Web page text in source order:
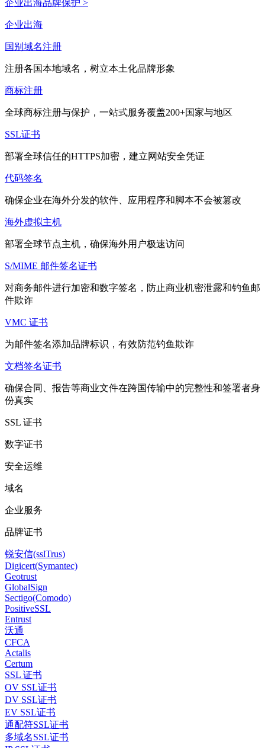
企业出海品牌保护 >
企业出海
国别域名注册
注册各国本地域名，树立本土化品牌形象
商标注册
全球商标注册与保护，一站式服务覆盖200+国家与地区
SSL证书
部署全球信任的HTTPS加密，建立网站安全凭证
代码签名
确保企业在海外分发的软件、应用程序和脚本不会被篡改
海外虚拟主机
部署全球节点主机，确保海外用户极速访问
S/MIME 邮件签名证书
对商务邮件进行加密和数字签名，防止商业机密泄露和钓鱼邮
件欺诈
VMC 证书
为邮件签名添加品牌标识，有效防范钓鱼欺诈
文档签名证书
确保合同、报告等商业文件在跨国传输中的完整性和签署者身
份真实
SSL 证书
数字证书
安全运维
域名
企业服务
品牌证书
锐安信(sslTrus)
Digicert(Symantec)
Geotrust
GlobalSign
Sectigo(Comodo)
PositiveSSL
Entrust
沃通
CFCA
Actalis
Certum
SSL 证书
OV SSL证书
DV SSL证书
EV SSL证书
通配符SSL证书
多域名SSL证书